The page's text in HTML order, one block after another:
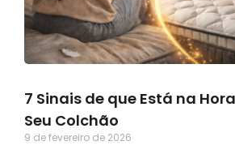
7 Sinais de que Está na
Seu Colchão
9 de fevereiro de 2026